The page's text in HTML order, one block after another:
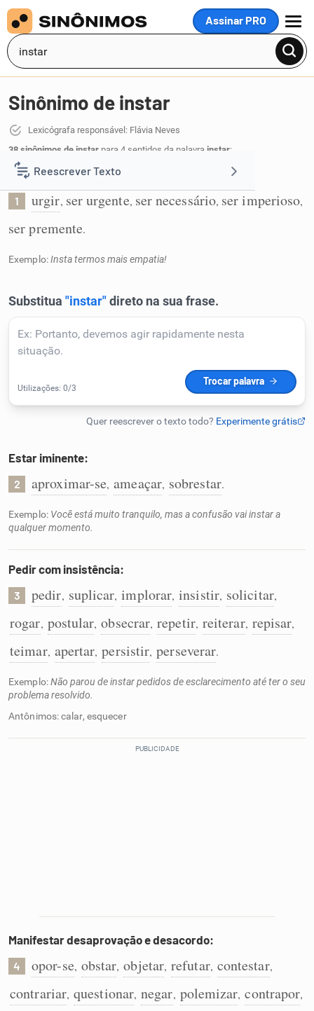
Assinar PRO
MENU
Reescrever Texto
Resumir Texto
Humanizador de IA
Cata-letras
Caça-palavras
Dicionário
Sinônimos
Sinônimo de instar
Lexicógrafa responsável: Flávia Neves
38 sinônimos de instar para 4 sentidos da palavra instar:
Ser urgente ou necessário:
1 urgir, ser urgente, ser necessário, ser imperioso,
ser premente.
Exemplo:Insta termos mais empatia!
Estar iminente:
2 aproximar-se, ameaçar, sobrestar.
Exemplo: Você está muito tranquilo, mas a confusão vai instar a
qualquer momento.
Pedir com insistência:
3 pedir, suplicar, implorar, insistir, solicitar,
rogar, postular, obsecrar, repetir, reiterar, repisar,
teimar, apertar, persistir, perseverar.
Exemplo:Não parou de instar pedidos de esclarecimento até ter o seu
problema resolvido.
Antônimos: calar, esquecer
Manifestar desaprovação e desacordo:
4 opor-se, obstar, objetar, refutar, contestar,
contrariar, questionar, negar, polemizar, contrapor,